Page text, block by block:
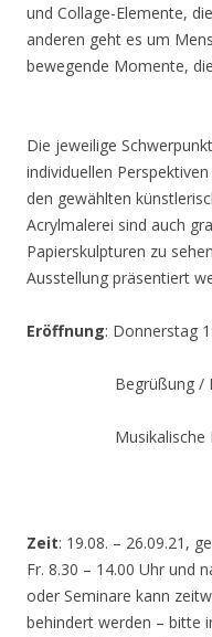
und Collage-Elemente,
anderen geht es um
bewegende Momente,
Die jeweilige
individuellen
den gewählten
Acrylmalerei sind auch
Papierskulpturen zu
Ausstellung präsentiert
Eröffnung: Donnerstag
Begrüßung /
Zeit: 19.08. – 26.09.21,
Fr. 8.30 – 14.00 Uhr und
oder Seminare kann
behindert werden – bitte